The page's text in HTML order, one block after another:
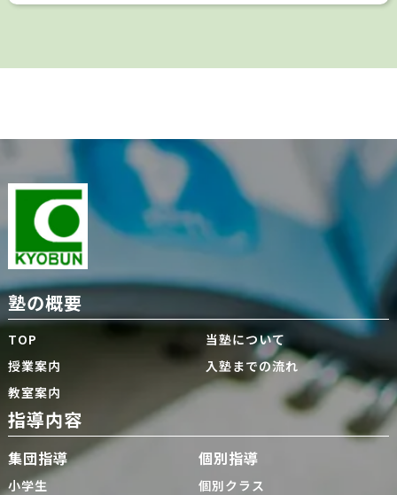
塾の概要
TOP
授業案内
教室案内
当塾について
入塾までの流れ
指導内容
集団指導
小学生
個別指導
個別クラス